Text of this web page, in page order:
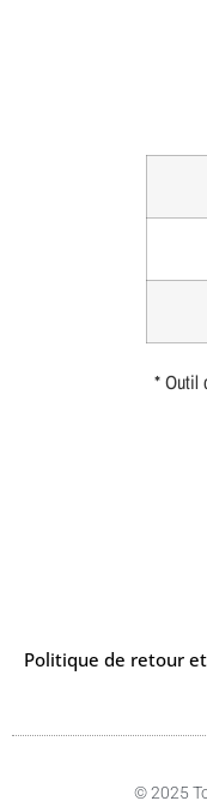
* Outil
Politique de retour
© 2025